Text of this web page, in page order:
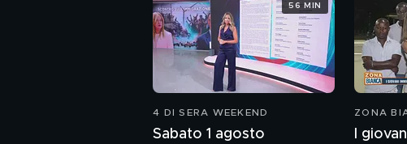
4 DI SERA WEEKEND
Sabato 1 agosto
56 MIN
ZONA
I